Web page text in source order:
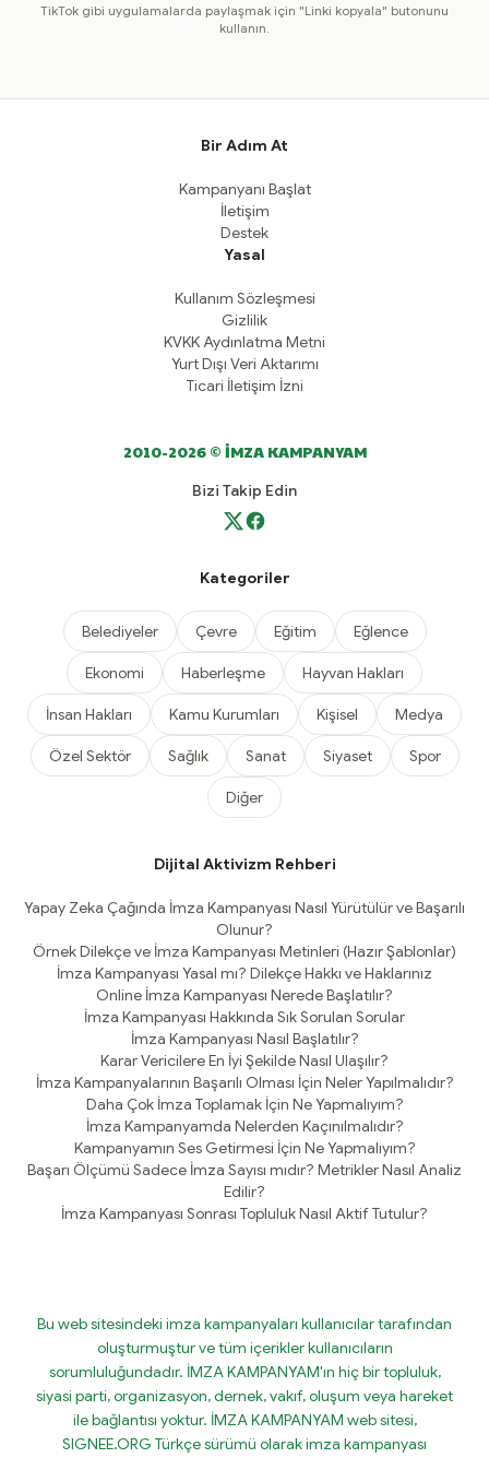
TikTok gibi uygulamalarda paylaşmak için "Linki kopyala" butonunu
kullanın.
Bir Adım At
Kampanyanı Başlat
İletişim
Destek
Yasal
Kullanım Sözleşmesi
Gizlilik
KVKK Aydınlatma Metni
Yurt Dışı Veri Aktarımı
Ticari İletişim İzni
2010-2026 © İMZA KAMPANYAM
Bizi Takip Edin
Kategoriler
Belediyeler Çevre Eğitim Eğlence
Ekonomi Haberleşme Hayvan Hakları
İnsan Hakları Kamu Kurumları Kişisel Medya
Özel Sektör Sağlık Sanat Siyaset Spor
Diğer
Dijital Aktivizm Rehberi
Yapay Zeka Çağında İmza Kampanyası Nasıl Yürütülür ve Başarılı
Olunur?
Örnek Dilekçe ve İmza Kampanyası Metinleri (Hazır Şablonlar)
İmza Kampanyası Yasal mı? Dilekçe Hakkı ve Haklarınız
Online İmza Kampanyası Nerede Başlatılır?
İmza Kampanyası Hakkında Sık Sorulan Sorular
İmza Kampanyası Nasıl Başlatılır?
Karar Vericilere En İyi Şekilde Nasıl Ulaşılır?
İmza Kampanyalarının Başarılı Olması İçin Neler Yapılmalıdır?
Daha Çok İmza Toplamak İçin Ne Yapmalıyım?
İmza Kampanyamda Nelerden Kaçınılmalıdır?
Kampanyamın Ses Getirmesi İçin Ne Yapmalıyım?
Başarı Ölçümü Sadece İmza Sayısı mıdır? Metrikler Nasıl Analiz
Edilir?
İmza Kampanyası Sonrası Topluluk Nasıl Aktif Tutulur?
Bu web sitesindeki imza kampanyaları kullanıcılar tarafından
oluşturmuştur ve tüm içerikler kullanıcıların
sorumluluğundadır. İMZA KAMPANYAM'ın hiç bir topluluk,
siyasi parti, organizasyon, dernek, vakıf, oluşum veya hareket
ile bağlantısı yoktur. İMZA KAMPANYAM web sitesi,
SIGNEE.ORG Türkçe sürümü olarak imza kampanyası